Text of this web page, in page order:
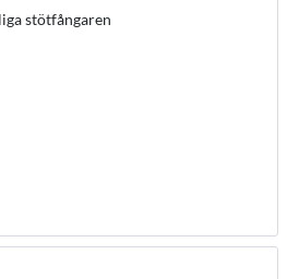
stötfångaren